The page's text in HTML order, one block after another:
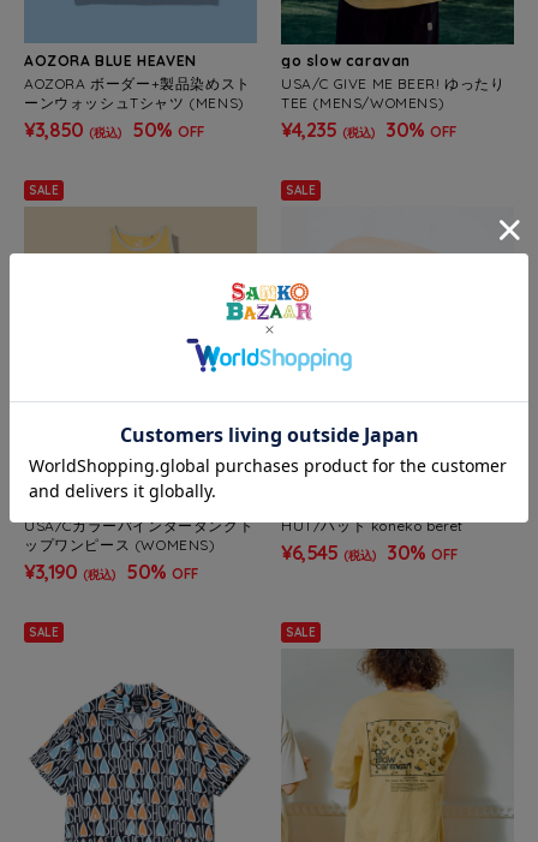
AOZORA BLUE HEAVEN
AOZORA ボーダー+製品染めスト
ーンウォッシュTシャツ (MENS)
¥3,850 (税込) 50% OFF
go slow caravan
USA/C GIVE ME BEER! ゆったり
TEE (MENS/WOMENS)
¥4,235 (税込) 30% OFF
SALE
go slow caravan
USA/Cカラーバインダータンクト
ップワンピース (WOMENS)
¥3,190 (税込) 50% OFF
SALE
HUT/ハット koneko beret
¥6,545 (税込) 30% OFF
SALE SALE